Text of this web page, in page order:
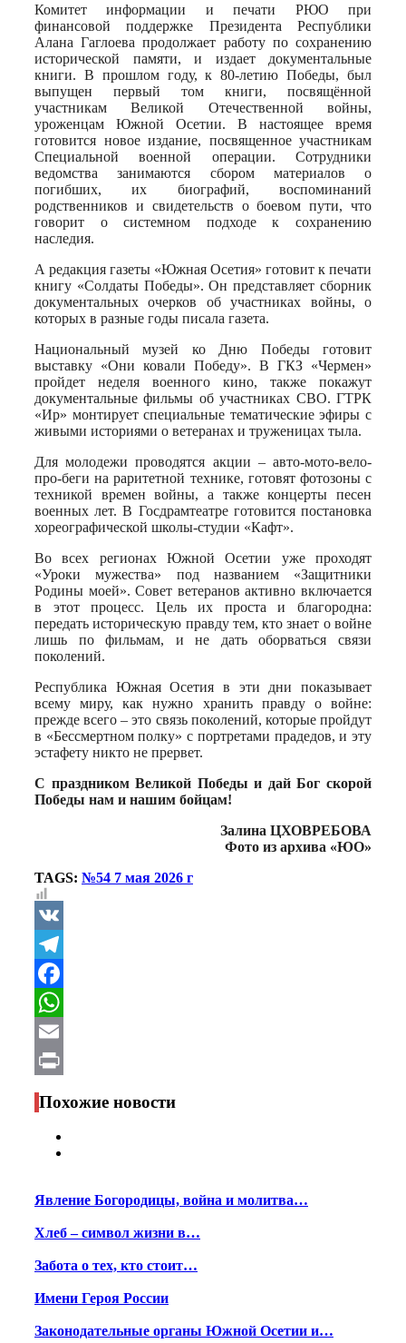
Комитет информации и печати РЮО при
финансовой поддержке Президента Республики
Алана Гаглоева продолжает работу по сохранению
исторической памяти, и издает документальные
книги. В прошлом году, к 80-летию Победы, был
выпущен первый том книги, посвящённой
участникам Великой Отечественной войны,
уроженцам Южной Осетии. В настоящее время
готовится новое издание, посвященное участникам
Специальной военной операции. Сотрудники
ведомства занимаются сбором материалов о
погибших, их биографий, воспоминаний
родственников и свидетельств о боевом пути, что
говорит о системном подходе к сохранению
наследия.
А редакция газеты «Южная Осетия» готовит к печати
книгу «Солдаты Победы». Он представляет сборник
документальных очерков об участниках войны, о
которых в разные годы писала газета.
Национальный музей ко Дню Победы готовит
выставку «Они ковали Победу». В ГКЗ «Чермен»
пройдет неделя военного кино, также покажут
документальные фильмы об участниках СВО. ГТРК
«Ир» монтирует специальные тематические эфиры с
живыми историями о ветеранах и труженицах тыла.
Для молодежи проводятся акции – авто-мото-вело-
про-беги на раритетной технике, готовят фотозоны с
техникой времен войны, а также концерты песен
военных лет. В Госдрамтеатре готовится постановка
хореографической школы-студии «Кафт».
Во всех регионах Южной Осетии уже проходят
«Уроки мужества» под названием «Защитники
Родины моей». Совет ветеранов активно включается
в этот процесс. Цель их проста и благородна:
передать историческую правду тем, кто знает о войне
лишь по фильмам, и не дать оборваться связи
поколений.
Республика Южная Осетия в эти дни показывает
всему миру, как нужно хранить правду о войне:
прежде всего – это связь поколений, которые пройдут
в «Бессмертном полку» с портретами прадедов, и эту
эстафету никто не прервет.
С праздником Великой Победы и дай Бог скорой
Победы нам и нашим бойцам!
Залина ЦХОВРЕБОВА
Фото из архива «ЮО»
TAGS: №54 7 мая 2026 г
VK
Telegram
Facebook
WhatsApp
Email
Print
Похожие новости
Явление Богородицы, война и молитва…
Хлеб – символ жизни в…
Забота о тех, кто стоит…
Имени Героя России
Законодательные органы Южной Осетии и…